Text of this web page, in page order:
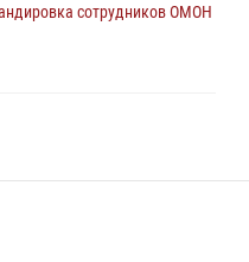
сотрудников ОМОН
105-летию Центрального